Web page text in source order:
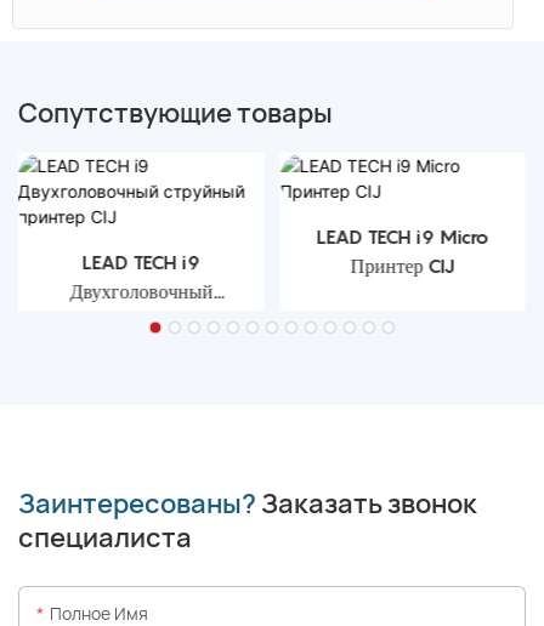
Сопутствующие товары
LEAD TECH i9
Двухголовочный
струйный принтер CIJ
LEAD TECH i9 Micro
Принтер CIJ
Заинтересованы? Заказать звонок
специалиста
Полное Имя